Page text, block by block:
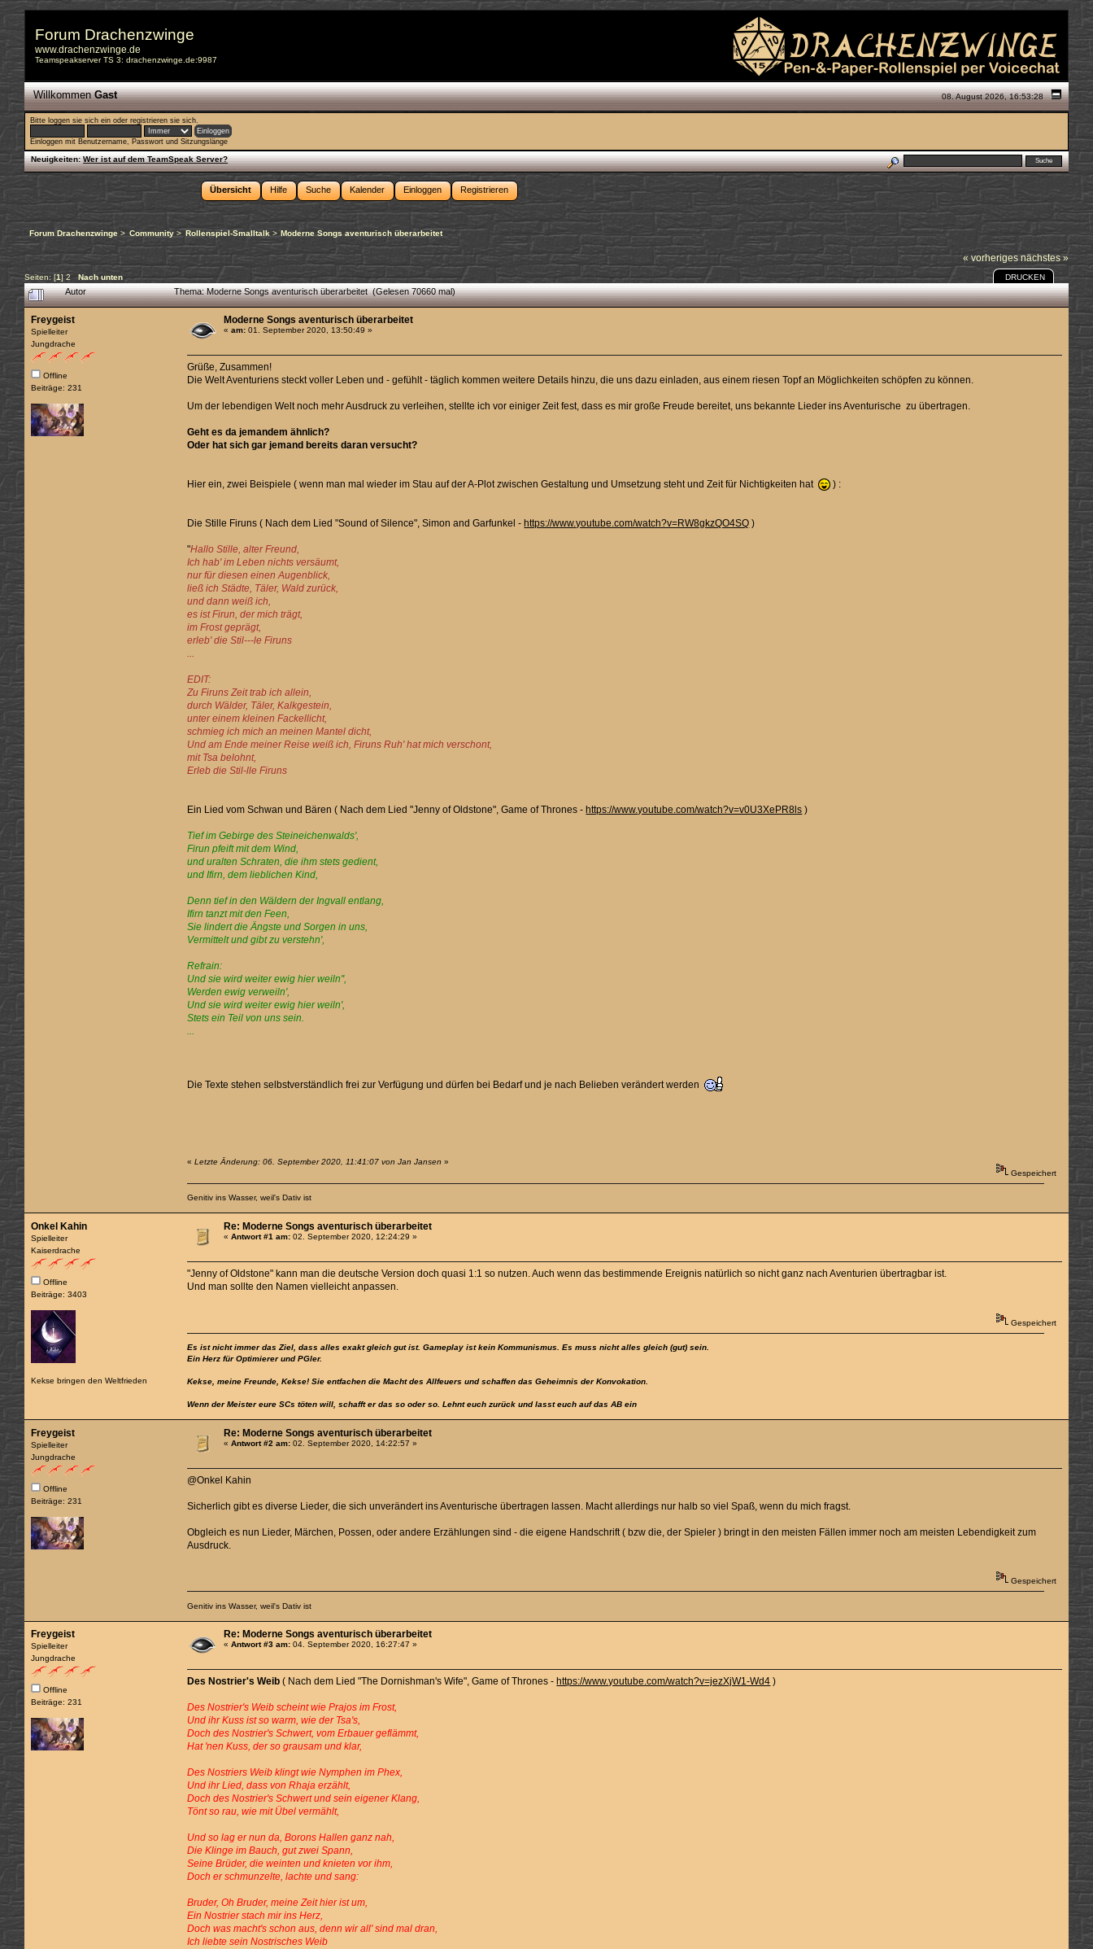
Forum Drachenzwinge
www.drachenzwinge.de
Teamspeakserver TS 3: drachenzwinge.de:9987
08. August 2026, 16:53:28
WillkommenGast
Bitte loggen sie sich ein oderregistrieren sie sich.
Einloggen mit Benutzername, Passwort und Sitzungslänge
Neuigkeiten: Wer ist auf dem TeamSpeak Server?
Übersicht Hilfe Suche Kalender Einloggen Registrieren
Forum Drachenzwinge > Community> Rollenspiel-Smalltalk > Moderne Songs aventurisch überarbeitet
« vorheriges nächstes »
Seiten: [1] 2 Nach unten DRUCKEN
Autor Thema: Moderne Songs aventurisch überarbeitet (Gelesen 70660 mal)
Freygeist
Spielleiter
Jungdrache
Offline
Beiträge: 231
Moderne Songs aventurisch überarbeitet
«am: 01. September 2020, 13:50:49 »
Grüße, Zusammen!
Die Welt Aventuriens steckt voller Leben und - gefühlt - täglich kommen weitere Details hinzu, die uns dazu einladen, aus einem riesen Topf an Möglichkeiten schöpfen zu können.
Um der lebendigen Welt noch mehr Ausdruck zu verleihen, stellte ich vor einiger Zeit fest, dass es mir große Freude bereitet, uns bekannte Lieder ins Aventurische zu übertragen.
Geht es da jemandem ähnlich?
Oder hat sich gar jemand bereits daran versucht?
Hier ein, zwei Beispiele ( wenn man mal wieder im Stau auf der A-Plot zwischen Gestaltung und Umsetzung steht und Zeit für Nichtigkeiten hat ) :
Die Stille Firuns ( Nach dem Lied "Sound of Silence", Simon and Garfunkel - https://www.youtube.com/watch?v=RW8gkzQO4SQ )
"Hallo Stille, alter Freund,
Ich hab' im Leben nichts versäumt,
nur für diesen einen Augenblick,
ließ ich Städte, Täler, Wald zurück,
und dann weiß ich,
es ist Firun, der mich trägt,
im Frost geprägt,
erleb' die Stil---le Firuns
...
EDIT:
Zu Firuns Zeit trab ich allein,
durch Wälder, Täler, Kalkgestein,
unter einem kleinen Fackellicht,
schmieg ich mich an meinen Mantel dicht,
Und am Ende meiner Reise weiß ich, Firuns Ruh' hat mich verschont,
mit Tsa belohnt,
Erleb die Stil-lle Firuns
Ein Lied vom Schwan und Bären ( Nach dem Lied "Jenny of Oldstone", Game of Thrones - https://www.youtube.com/watch?v=v0U3XePR8ls )
Tief im Gebirge des Steineichenwalds',
Firun pfeift mit dem Wind,
und uralten Schraten, die ihm stets gedient,
und Ifirn, dem lieblichen Kind,
Denn tief in den Wäldern der Ingvall entlang,
Ifirn tanzt mit den Feen,
Sie lindert die Ängste und Sorgen in uns,
Vermittelt und gibt zu verstehn',
Refrain:
Und sie wird weiter ewig hier weiln'',
Werden ewig verweiln',
Und sie wird weiter ewig hier weiln',
Stets ein Teil von uns sein.
...
Die Texte stehen selbstverständlich frei zur Verfügung und dürfen bei Bedarf und je nach Belieben verändert werden
«Letzte Änderung: 06. September 2020, 11:41:07 von Jan Jansen »
Gespeichert
Genitiv ins Wasser, weil's Dativ ist
Onkel Kahin
Spielleiter
Kaiserdrache
Offline
Beiträge: 3403
Kekse bringen den Weltfrieden
Re: Moderne Songs aventurisch überarbeitet
«Antwort #1 am: 02. September 2020, 12:24:29 »
"Jenny of Oldstone" kann man die deutsche Version doch quasi 1:1 so nutzen. Auch wenn das bestimmende Ereignis natürlich so nicht ganz nach Aventurien übertragbar ist.
Und man sollte den Namen vielleicht anpassen.
Gespeichert
Es ist nicht immer das Ziel, dass alles exakt gleich gut ist. Gameplay ist kein Kommunismus. Es muss nicht alles gleich (gut) sein.
Ein Herz für Optimierer und PGler.
Kekse, meine Freunde, Kekse! Sie entfachen die Macht des Allfeuers und schaffen das Geheimnis der Konvokation.
Wenn der Meister eure SCs töten will, schafft er das so oder so. Lehnt euch zurück und lasst euch auf das AB ein
Freygeist
Spielleiter
Jungdrache
Offline
Beiträge: 231
Re: Moderne Songs aventurisch überarbeitet
«Antwort #2 am: 02. September 2020, 14:22:57 »
@Onkel Kahin
Sicherlich gibt es diverse Lieder, die sich unverändert ins Aventurische übertragen lassen. Macht allerdings nur halb so viel Spaß, wenn du mich fragst.
Obgleich es nun Lieder, Märchen, Possen, oder andere Erzählungen sind - die eigene Handschrift ( bzw die, der Spieler ) bringt in den meisten Fällen immer noch am meisten Lebendigkeit zum
Ausdruck.
Gespeichert
Genitiv ins Wasser, weil's Dativ ist
Freygeist
Spielleiter
Jungdrache
Offline
Beiträge: 231
Re: Moderne Songs aventurisch überarbeitet
«Antwort #3 am: 04. September 2020, 16:27:47 »
Des Nostrier's Weib ( Nach dem Lied "The Dornishman's Wife", Game of Thrones - https://www.youtube.com/watch?v=jezXjW1-Wd4 )
Des Nostrier's Weib scheint wie Prajos im Frost,
Und ihr Kuss ist so warm, wie der Tsa's,
Doch des Nostrier's Schwert, vom Erbauer geflämmt,
Hat 'nen Kuss, der so grausam und klar,
Des Nostriers Weib klingt wie Nymphen im Phex,
Und ihr Lied, dass von Rhaja erzählt,
Doch des Nostrier's Schwert und sein eigener Klang,
Tönt so rau, wie mit Übel vermählt,
Und so lag er nun da, Borons Hallen ganz nah,
Die Klinge im Bauch, gut zwei Spann,
Seine Brüder, die weinten und knieten vor ihm,
Doch er schmunzelte, lachte und sang:
Bruder, Oh Bruder, meine Zeit hier ist um,
Ein Nostrier stach mir ins Herz,
Doch was macht's schon aus, denn wir all' sind mal dran,
Ich liebte sein Nostrisches Weib